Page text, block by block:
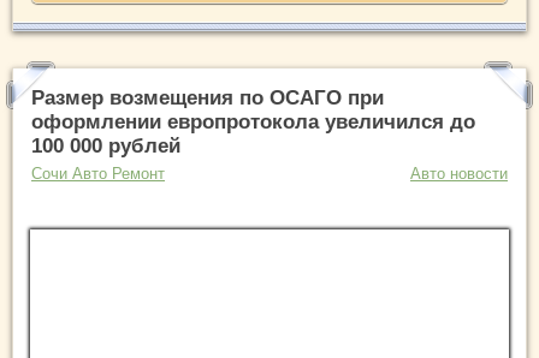
Размер возмещения по ОСАГО при
оформлении европротокола увеличился до
100 000 рублей
Сочи Авто Ремонт Авто новости